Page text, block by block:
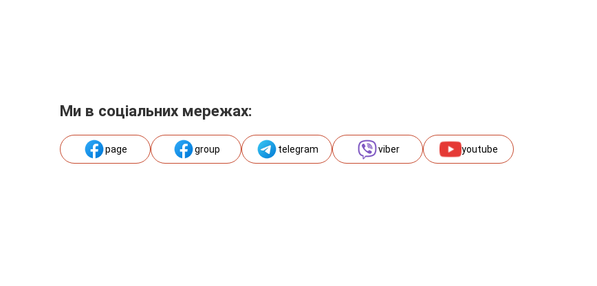
Ми в соціальних мережах:
page group telegram viber youtube